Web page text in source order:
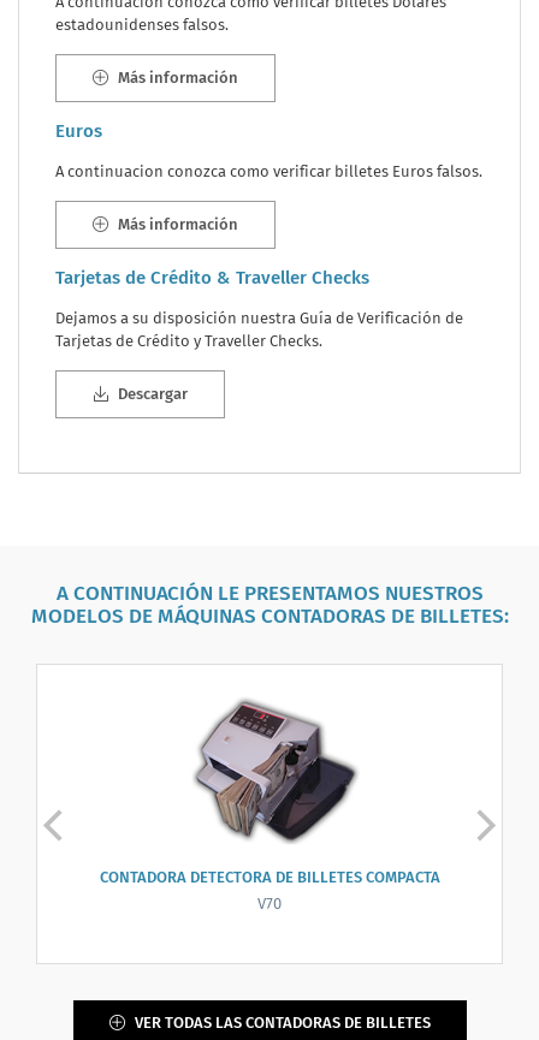
estadounidenses falsos.
Más información
Euros
A continuacion conozca como verificar billetes Euros falsos.
Más información
Tarjetas de Crédito & Traveller Checks
Dejamos a su disposición nuestra Guía de Verificación de
Tarjetas de Crédito y Traveller Checks.
Descargar
A CONTINUACIÓN LE PRESENTAMOS NUESTROS
MODELOS DE MÁQUINAS CONTADORAS DE BILLETES:
CONTADORA DETECTORA DE BILLETES COMPACTA
V70
VER TODAS LAS CONTADORAS DE BILLETES